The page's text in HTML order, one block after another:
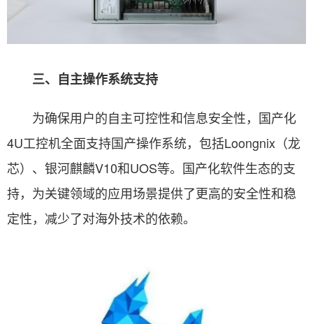
三、自主操作系统支持
为确保用户的自主可控性和信息安全性，国产化
4U工控机全面支持国产操作系统，包括Loongnix（龙
芯）、银河麒麟V10和UOS等。国产化软件生态的支
持，为关键领域的应用场景提供了更高的安全性和稳
定性，减少了对海外技术的依赖。